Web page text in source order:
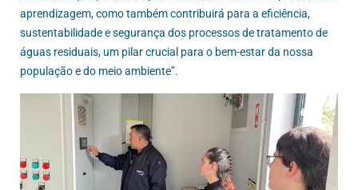
aprendizagem, como também contribuirá para a eficiência,
sustentabilidade e segurança dos processos de tratamento de
águas residuais, um pilar crucial para o bem-estar da nossa
população e do meio ambiente”.